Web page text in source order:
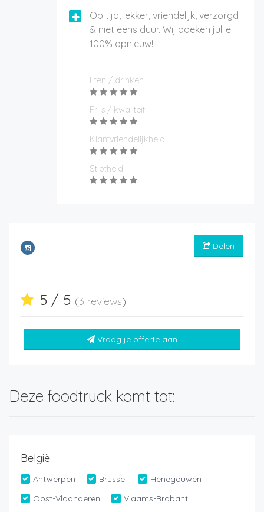
Op tijd, lekker, vriendelijk, verzorgd
& niet eens duur. Wij boeken jullie
100% opnieuw!
Eten / drinken
Prijs / kwaliteit
Klantvriendelijkheid
Stiptheid
Delen
5 / 5 (3 reviews)
Vraag je offerte aan
Deze foodtruck komt tot:
België
Antwerpen Brussel
Henegouwen
Oost-Vlaanderen
Vlaams-Brabant